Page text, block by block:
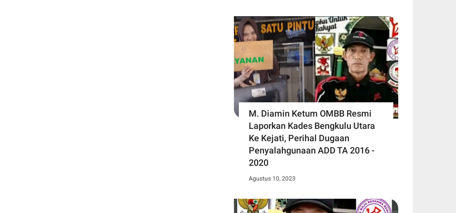
M. Diamin Ketum OMBB Resmi
Laporkan Kades Bengkulu Utara
Ke Kejati, Perihal Dugaan
Penyalahgunaan ADD TA 2016 -
2020
Agustus 10, 2023